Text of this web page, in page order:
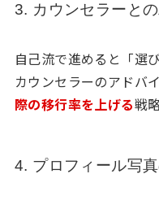
3. カウンセラーと
自己流で進めると「選
カウンセラーのアドバ
際の移行率を上げる戦
4. プロフィール写